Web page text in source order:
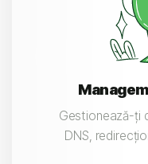
Gestionează-ți
DNS,